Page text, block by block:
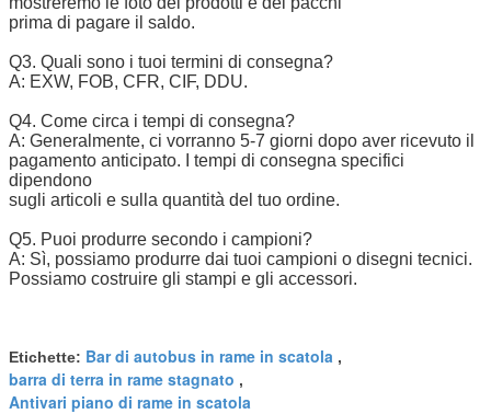
prima di pagare il saldo.
Q3. Quali sono i tuoi termini di consegna?
A: EXW, FOB, CFR, CIF, DDU.
Q4. Come circa i tempi di consegna?
A: Generalmente, ci vorranno 5-7 giorni dopo aver ricevuto il
pagamento anticipato. I tempi di consegna specifici
dipendono
sugli articoli e sulla quantità del tuo ordine.
Q5. Puoi produrre secondo i campioni?
A: Sì, possiamo produrre dai tuoi campioni o disegni tecnici.
Possiamo costruire gli stampi e gli accessori.
Etichette: Bar di autobus in rame in scatola ,
barra di terra in rame stagnato ,
Antivari piano di rame in scatola